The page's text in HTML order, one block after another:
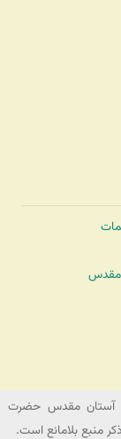
مقدس
آستان مقدس حضرت
منبع بلامانع است.